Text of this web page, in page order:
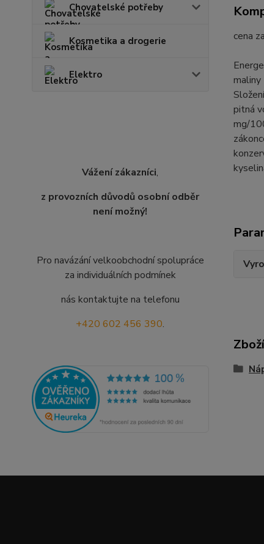
Chovatelské potřeby
Kosmetika a drogerie
Elektro
Vážení zákazníci,
z provozních důvodů osobní odběr
není možný!
Pro navázání velkoobchodní spolupráce
za individuálních podmínek
nás kontaktujte na telefonu
+420 602 456 390.
cena
maliny
pitná
mg/